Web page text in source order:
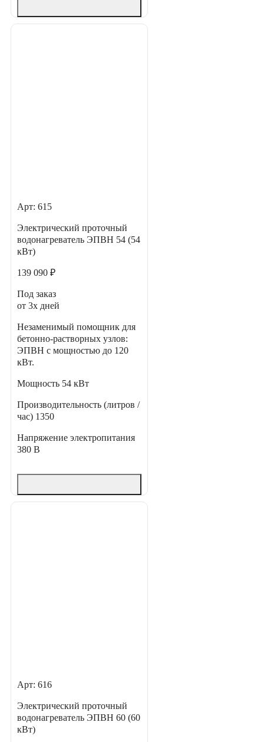
Арт: 615
Электрический проточный
водонагреватель ЭПВН 54 (54
кВт)
139 090 ₽
Под заказ
от 3х дней
Незаменимый помощник для
бетонно-растворных узлов:
ЭПВН с мощностью до 120
кВт.
Мощность 54 кВт
Производительность (литров /
час) 1350
Напряжение электропитания
380 В
Арт: 616
Электрический проточный
водонагреватель ЭПВН 60 (60
кВт)